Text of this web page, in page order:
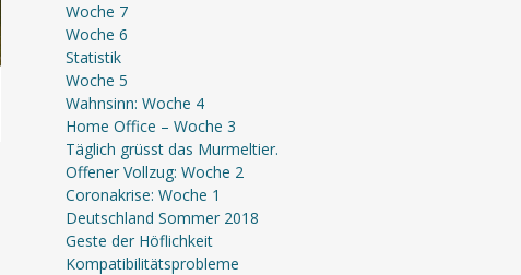
Woche 7
Woche 6
Statistik
Woche 5
Wahnsinn: Woche 4
Home Office – Woche 3
Täglich grüsst das Murmeltier.
Offener Vollzug: Woche 2
Coronakrise: Woche 1
Deutschland Sommer 2018
Geste der Höflichkeit
Kompatibilitätsprobleme